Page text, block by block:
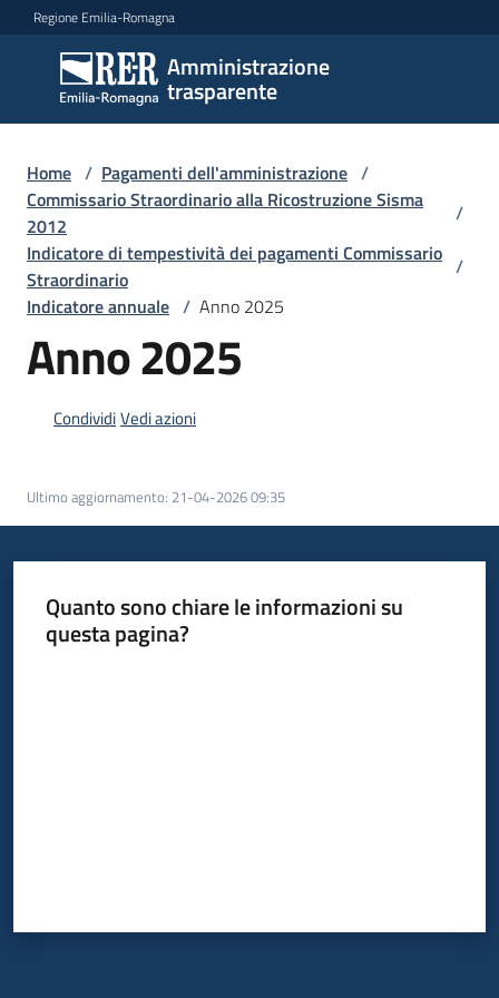
Vai al contenuto
Vai alla navigazione
Vai al footer
Regione Emilia-Romagna
Amministrazione
trasparente
Amministrazione
trasparente
Sottosezioni
Accesso
Home / Pagamenti dell'amministrazione /
Commissario Straordinario alla Ricostruzione Sisma
2012
/
Indicatore di tempestività dei pagamenti Commissario
Straordinario
/
Indicatore annuale / Anno 2025
Anno 2025
CondividiVedi azioni
Ultimo aggiornamento: 21-04-2026 09:35
Quanto sono chiare le informazioni su
questa pagina?